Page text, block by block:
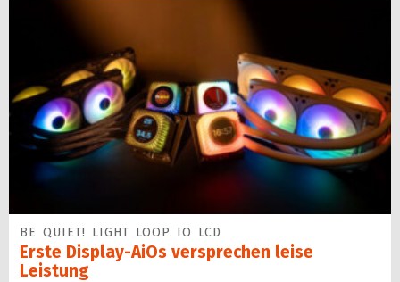
BE QUIET! LIGHT LOOP IO LCD
Erste Display-AiOs versprechen leise
Leistung